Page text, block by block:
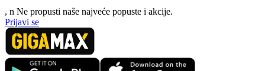
, n Ne propusti naše najveće popuste i akcije.
Prijavi se